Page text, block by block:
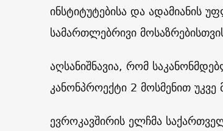
ინსტიტუტებისა და ადამიანის
სამართლებრივი
აღსანიშნავია, რომ
კანონპროექტი 2 მოსმენით უკვე
ევროკავშირის ელჩმა